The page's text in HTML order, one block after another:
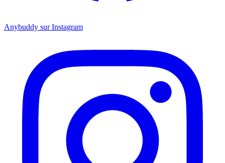
Anybuddy sur Instagram